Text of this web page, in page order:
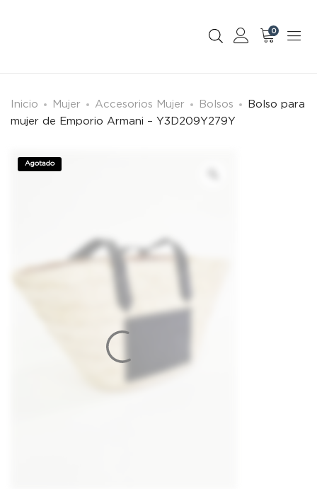
0
Inicio Mujer Accesorios Mujer Bolsos
Bolso para
mujer de Emporio Armani – Y3D209Y279Y
Agotado